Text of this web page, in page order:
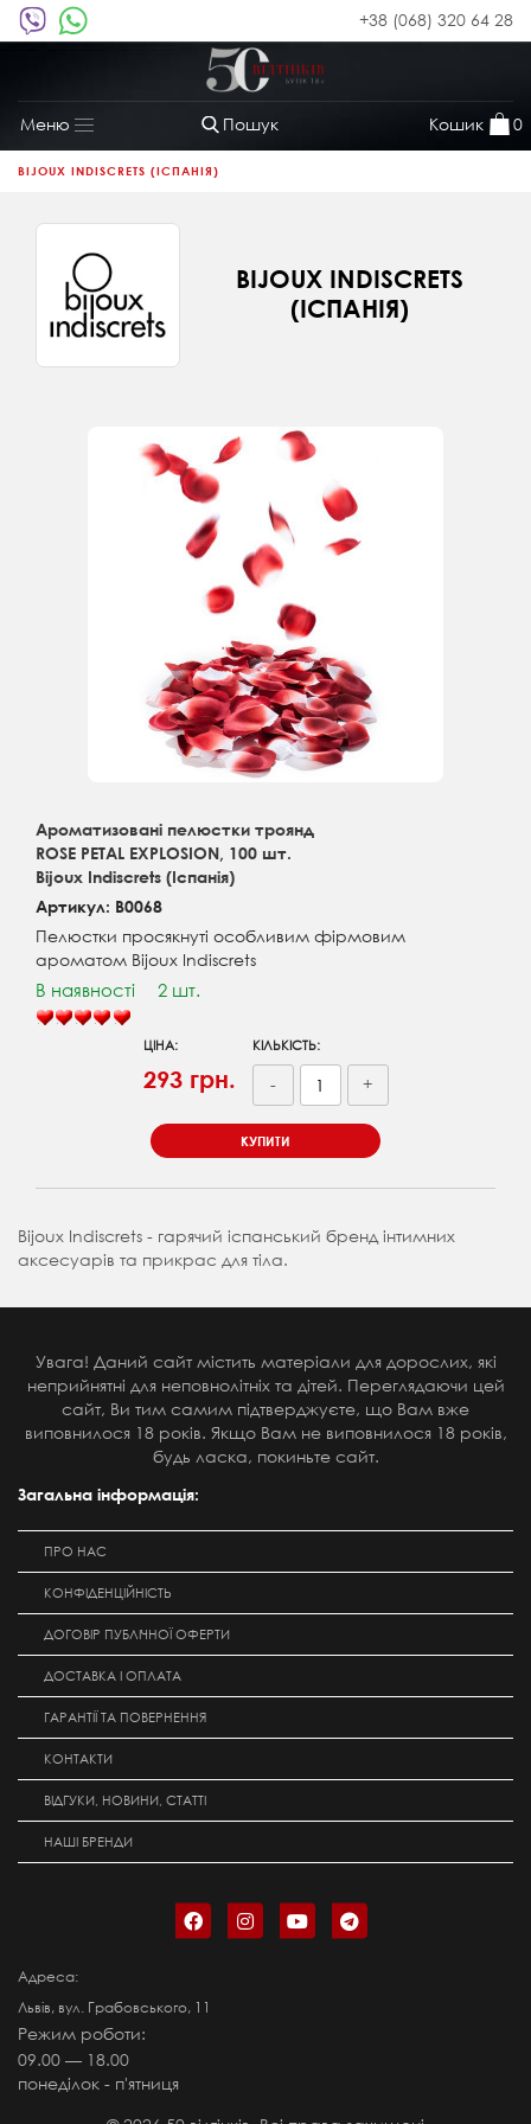
+38 (068) 320 64 28
Пошук Кошик 0
Меню
Toggle
navigation
BIJOUX INDISCRETS (ІСПАНІЯ)
BIJOUX INDISCRETS
(ІСПАНІЯ)
Ароматизовані пелюстки троянд
ROSE PETAL EXPLOSION, 100 шт.
Bijoux Indiscrets (Іспанія)
Артикул: B0068
Пелюстки просякнуті особливим фірмовим
ароматом Bijoux Indiscrets
В наявності 2 шт.
ЦІНА:
293 грн.
КІЛЬКІСТЬ:
- +
КУПИТИ
Bijoux Indiscrets - гарячий іспанський бренд інтимних
аксесуарів та прикрас для тіла.
Увага! Даний сайт містить матеріали для дорослих, які
неприйнятні для неповнолітніх та дітей. Переглядаючи цей
сайт, Ви тим самим підтверджуєте, що Вам вже
виповнилося 18 років. Якщо Вам не виповнилося 18 років,
будь ласка, покиньте сайт.
Загальна інформація:
ПРО НАС
КОНФІДЕНЦІЙНІСТЬ
ДОГОВІР ПУБЛІЧНОЇ ОФЕРТИ
ДОСТАВКА І ОПЛАТА
ГАРАНТІЇ ТА ПОВЕРНЕННЯ
КОНТАКТИ
ВІДГУКИ, НОВИНИ, СТАТТІ
НАШІ БРЕНДИ
Адреса:
Львів, вул. Грабовського, 11
Режим роботи:
09.00 — 18.00
понеділок - п'ятниця